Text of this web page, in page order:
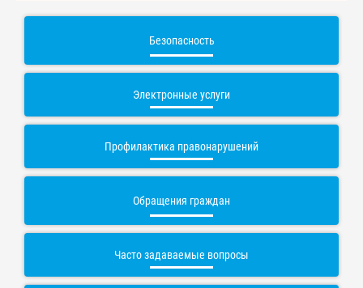
Безопасность
Электронные услуги
Профилактика правонарушений
Обращения граждан
Часто задаваемые вопросы